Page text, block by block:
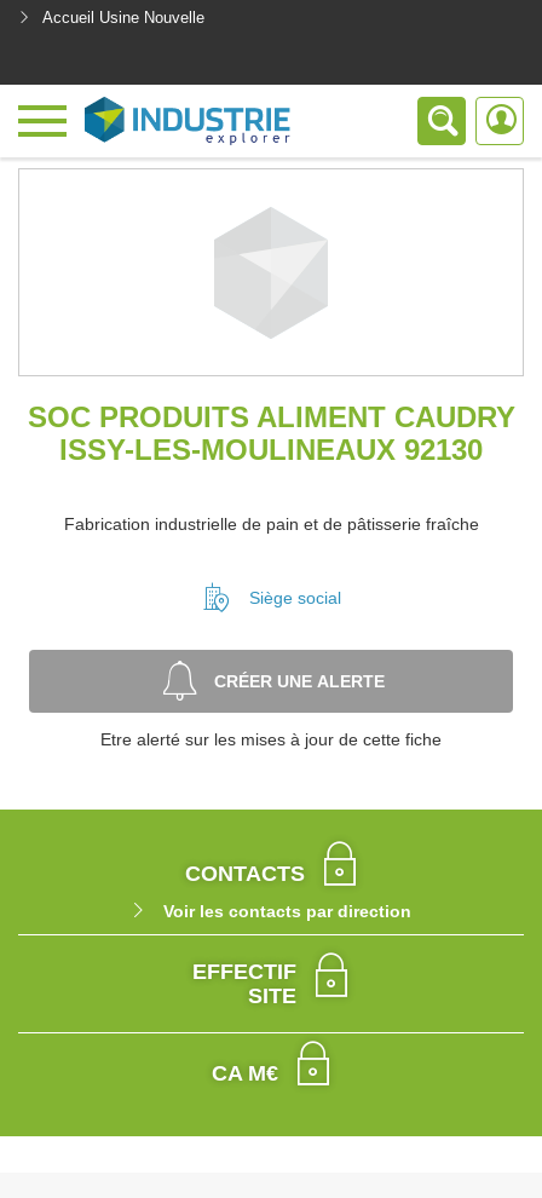
Accueil Usine Nouvelle
SOC PRODUITS ALIMENT CAUDRY
ISSY-LES-MOULINEAUX 92130
Fabrication industrielle de pain et de pâtisserie fraîche
Siège social
CRÉER UNE ALERTE
Etre alerté sur les mises à jour de cette fiche
CONTACTS
Voir les contacts par direction
EFFECTIF
SITE
CA M€